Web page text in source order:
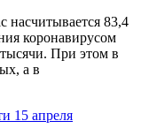
83,4
коронавирусом
При этом в
а в
15 апреля